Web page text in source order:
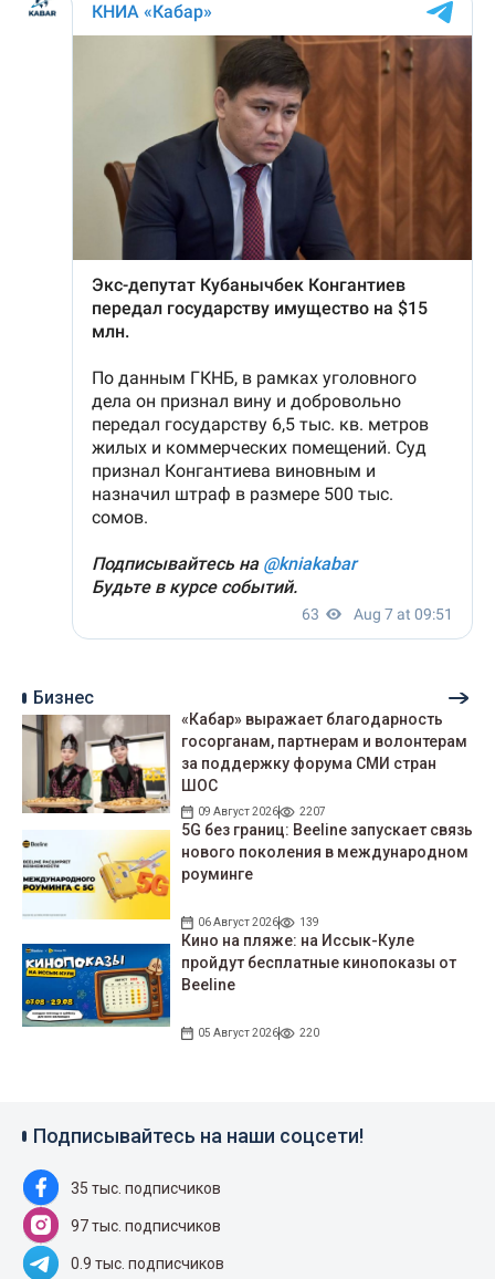
Бизнес
«Кабар» выражает благодарность
госорганам, партнерам и волонтерам
за поддержку форума СМИ стран
ШОС
09 Август 2026 2207
5G без границ: Beeline запускает связь
нового поколения в международном
роуминге
06 Август 2026 139
Кино на пляже: на Иссык-Куле
пройдут беcплатные кинопоказы от
Beeline
05 Август 2026 220
Подписывайтесь на наши соцсети!
35 тыс. подписчиков
97 тыс. подписчиков
0.9 тыс. подписчиков